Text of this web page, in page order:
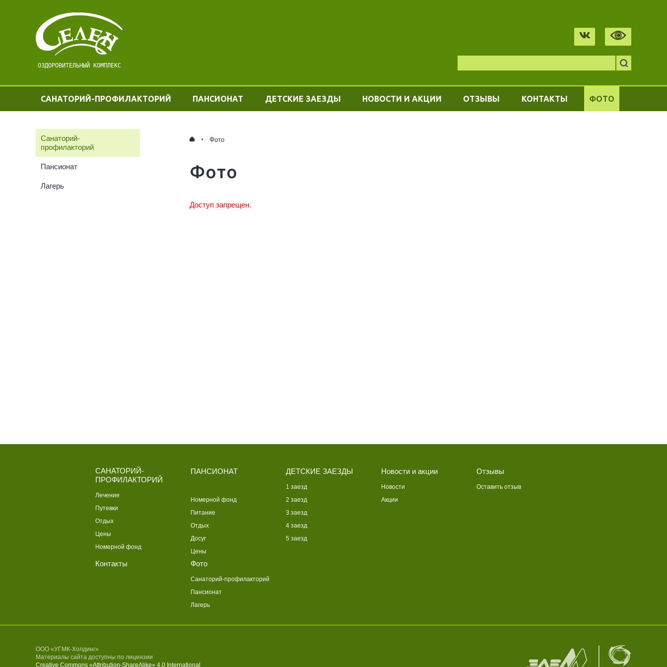
ОЗДОРОВИТЕЛЬНЫЙ КОМПЛЕКС
САНАТОРИЙ-ПРОФИЛАКТОРИЙ ПАНСИОНАТ ДЕТСКИЕ ЗАЕЗДЫ НОВОСТИ И АКЦИИ ОТЗЫВЫ КОНТАКТЫ ФОТО
Санаторий-
профилакторий
Пансионат
Лагерь
Фото
Фото
Доступ запрещен.
САНАТОРИЙ-
ПРОФИЛАКТОРИЙ
Лечение
Путевки
Отдых
Цены
Номерной фонд
ПАНСИОНАТ
Номерной фонд
Питание
Отдых
Досуг
Цены
ДЕТСКИЕ ЗАЕЗДЫ
1 заезд
2 заезд
3 заезд
4 заезд
5 заезд
Новости и акции
Новости
Акции
Отзывы
Оставить отзыв
Контакты Фото
Санаторий-профилакторий
Пансионат
Лагерь
ООО «УГМК-Холдинг»
Материалы сайта доступны по лицензии
Creative Commons «Attribution-ShareAlike» 4.0 International